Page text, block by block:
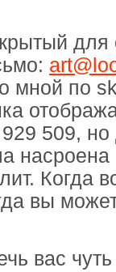
мной по
509,
насроена
Когда
вы
вас